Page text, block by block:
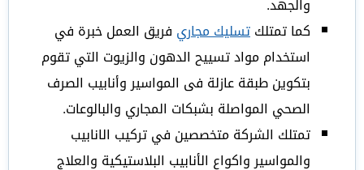
والجهد.
كما تمتلكتسليك مجاري فريق العمل خبرة في
استخدام مواد تسييح الدهون والزيوت التي تقوم
بتكوين طبقة عازلة فى المواسير وأنابيب الصرف
الصحي المواصلة بشبكات المجاري والبالوعات.
تمتلك الشركة متخصصين في تركيب الانابيب
والمواسير واكواع الأنابيب البلاستيكية والعلاج